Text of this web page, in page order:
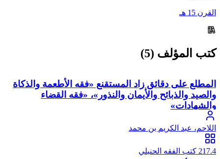
القرن 15 هـ
كتب المؤلف (5)
المطلع على دقائق زاد المستقنع «فقه الأطعمة والذكاة
والصيد والذبائح والأيمان والنذور»، «فقه القضاء
والشهادات»
اللاحم، عبد الكريم بن محمد
217.4 كتب الفقه الحنبلي